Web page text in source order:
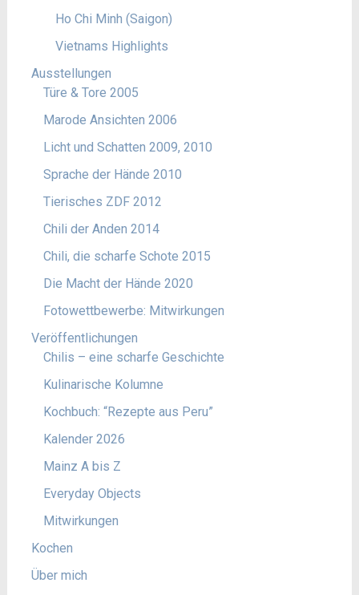
Ho Chi Minh (Saigon)
Vietnams Highlights
Ausstellungen
Türe & Tore 2005
Marode Ansichten 2006
Licht und Schatten 2009, 2010
Sprache der Hände 2010
Tierisches ZDF 2012
Chili der Anden 2014
Chili, die scharfe Schote 2015
Die Macht der Hände 2020
Fotowettbewerbe: Mitwirkungen
Veröffentlichungen
Chilis – eine scharfe Geschichte
Kulinarische Kolumne
Kochbuch: “Rezepte aus Peru”
Kalender 2026
Mainz A bis Z
Everyday Objects
Mitwirkungen
Kochen
Über mich